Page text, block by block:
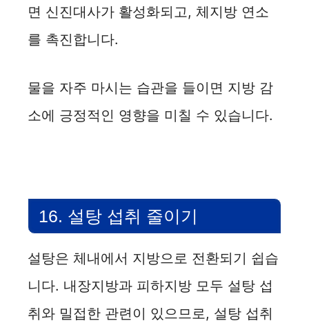
면 신진대사가 활성화되고, 체지방 연소
를 촉진합니다.
물을 자주 마시는 습관을 들이면 지방 감
소에 긍정적인 영향을 미칠 수 있습니다.
16. 설탕 섭취 줄이기
설탕은 체내에서 지방으로 전환되기 쉽습
니다. 내장지방과 피하지방 모두 설탕 섭
취와 밀접한 관련이 있으므로, 설탕 섭취